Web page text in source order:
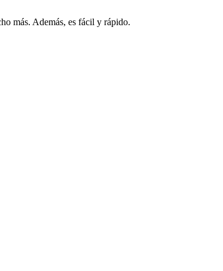
más. Además, es fácil y rápido.